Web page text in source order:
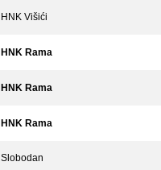
HNK Višići
HNK Rama
HNK Rama
HNK Rama
Slobodan